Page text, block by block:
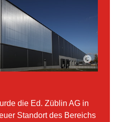
die Ed. Züblin AG in
Standort des Bereichs